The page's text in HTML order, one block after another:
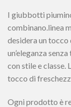
I giubbotti
combinano.linea
desidera un tocco
un’eleganza
con stile e classe.
tocco di
Ogni prodotto è